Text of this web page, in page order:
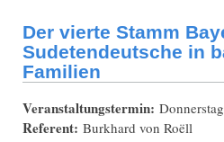
Der vierte Stamm
Sudetendeutsche in
Familien
Veranstaltungstermin:
Referent: Burkhard von Roëll